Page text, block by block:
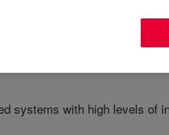
systems with high levels of